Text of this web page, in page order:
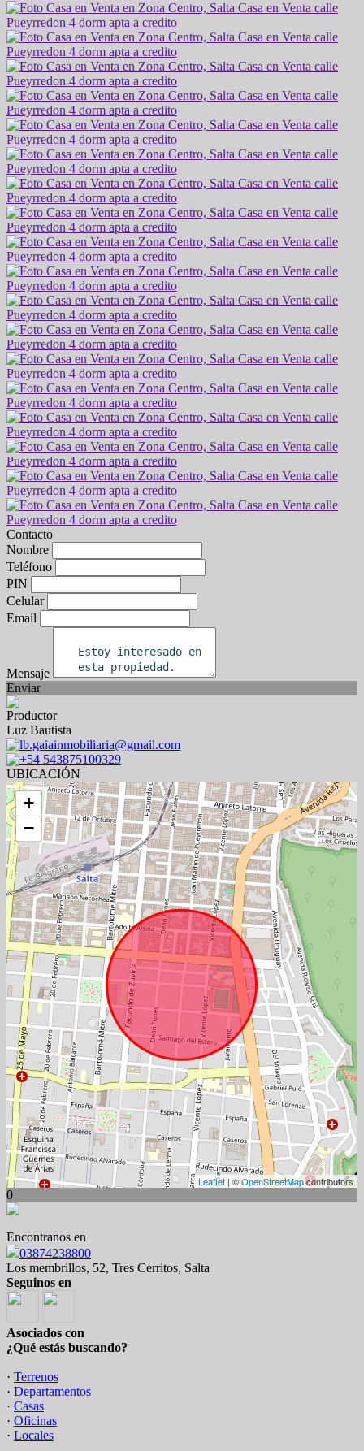
Contacto
Nombre
Teléfono
PIN
Celular
Email
Mensaje
Enviar
Productor
Luz Bautista
lb.gaiainmobiliaria@gmail.com
+54 543875100329
UBICACIÓN
+
−
Leaflet | ©OpenStreetMapcontributors
0
Encontranos en
03874238800
Los membrillos, 52, Tres Cerritos, Salta
Seguinos en
Asociados con
¿Qué estás buscando?
· Terrenos
· Departamentos
· Casas
· Oficinas
· Locales